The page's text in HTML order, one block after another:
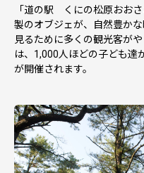
「道の駅 くにの松原おお
製のオブジェが、自然豊か
見るために多くの観光客が
は、1,000人ほどの子ども達
が開催されます。